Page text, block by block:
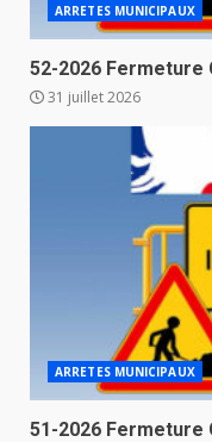
ARRETES MUNICIPAUX
52-2026 Fermeture
31 juillet 2026
ARRETES MUNICIPAUX
51-2026 Fermeture